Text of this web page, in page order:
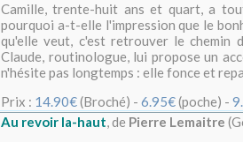
Camille, trente-huit ans et quart, a
pourquoi a-t-elle l'impression que le
qu'elle veut, c'est retrouver le chemin
Claude, routinologue, lui propose un
n'hésite pas longtemps : elle fonce et
Prix : 14.90€(Broché) - 6.95€(poche) -
Au revoir la-haut, de Pierre Lemaitre